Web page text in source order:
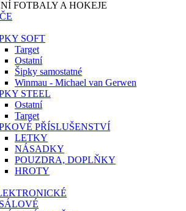
SOFT
Target
Ostatní
Šipky samostatné
Winmau - Michael van Gerwen
STEEL
Ostatní
Target
PŘÍSLUŠENSTVÍ
LETKY
NÁSADKY
POUZDRA, DOPLŇKY
HROTY